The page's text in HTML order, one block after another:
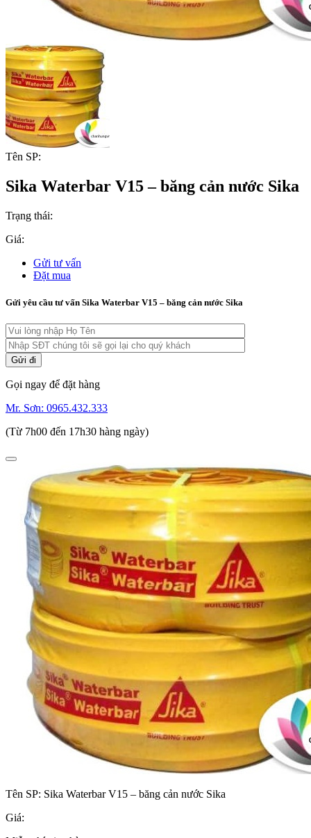
Tên SP:
Sika Waterbar V15 – băng cản nước Sika
Trạng thái:
Giá:
Gửi tư vấn
Đặt mua
Gửi yêu cầu tư vấn Sika Waterbar V15 – băng cản nước Sika
Gọi ngay để đặt hàng
Mr. Sơn: 0965.432.333
(Từ 7h00 đến 17h30 hàng ngày)
Tên SP: Sika Waterbar V15 – băng cản nước Sika
Giá: